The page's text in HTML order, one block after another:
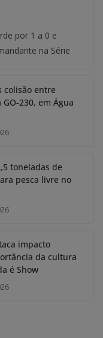
por 1 a 0 e
na Série
colisão entre
230, em Água
toneladas de
pesca livre no
impacto
da cultura
é Show